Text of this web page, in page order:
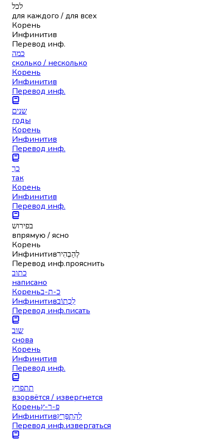
לכל
для каждого / для всех
Корень
Инфинитив
Перевод инф.
כמה
сколько / несколько
Корень
Инфинитив
Перевод инф.
שנים
годы
Корень
Инфинитив
Перевод инф.
כך
так
Корень
Инфинитив
Перевод инф.
בפירוש
впрямую / ясно
Корень
Инфинитивלְהַבְהִיר
Перевод инф.прояснить
כתוב
написано
Кореньכ-ת-ב
Инфинитивלִכְתוֹב
Перевод инф.писать
שוב
снова
Корень
Инфинитив
Перевод инф.
תתפרץ
взорвётся / извергнется
Кореньפ-ר-ץ
Инфинитивלְהִתְפָּרֵץ
Перевод инф.извергаться